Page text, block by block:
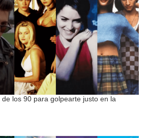
los 90 para golpearte justo en la